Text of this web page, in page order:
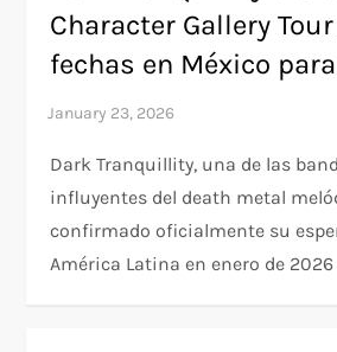
Character Gallery
fechas en México
Dark Tranquillity, una de las
influyentes del death metal
confirmado oficialmente su
América Latina en enero de